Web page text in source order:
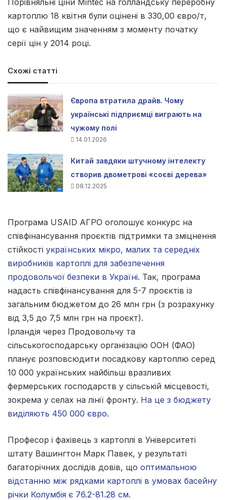
картоплю 18 квітня були оцінені в 330,00 євро/т,
що є найвищим значенням з моменту початку
серії цін у 2014 році.
Схожі статті
Європа втратила драйв. Чому
українські підприємці виграють на
чужому полі
14.01.2026
Китай завдяки штучному інтелекту
створив двометрові «соєві дерева»
08.12.2025
Програма USAID АГРО оголошує конкурс на
співфінансування проєктів підтримки та зміцнення
стійкості українських мікро, малих та середніх
виробників картоплі для забезпечення
продовольчої безпеки в Україні. Так, програма
надасть співфінансування для 5-7 проєктів із
загальним бюджетом до 26 млн грн (з розрахунку
від 3,5 до 7,5 млн грн на проєкт).
Ірландія через Продовольчу та
сільськогосподарську організацію ООН (ФАО)
планує розповсюдити посадкову картоплю серед
10 000 українських найбільш вразливих
фермерських господарств у сільській місцевості,
зокрема у селах на лінії фронту. На це з бюджету
виділяють 450 000 євро.
Професор і фахівець з картоплі в Університеті
штату Вашингтон Марк Павек, у результаті
багаторічних дослідів довів, що оптимальною
відстанню між рядками картоплі в умовах басейну
річки Колумбія є 76.2-81.28 см.